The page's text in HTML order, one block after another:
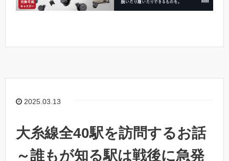
2025.03.13
大糸線全40駅を訪問するお話
～誰もが知る駅は戦後に急発